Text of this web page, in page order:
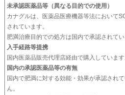
未承認医薬品等（異なる目的での使用）
カナグルは、医薬品医療機器等法において
されています。
肥満治療目的での処方は国内で承認されてい
入手経路等提携
国内医薬品販売代理店経由で購入しています
国内の承認医薬品等の有無
国内で肥満に対する効能・効果が承認され
ん。